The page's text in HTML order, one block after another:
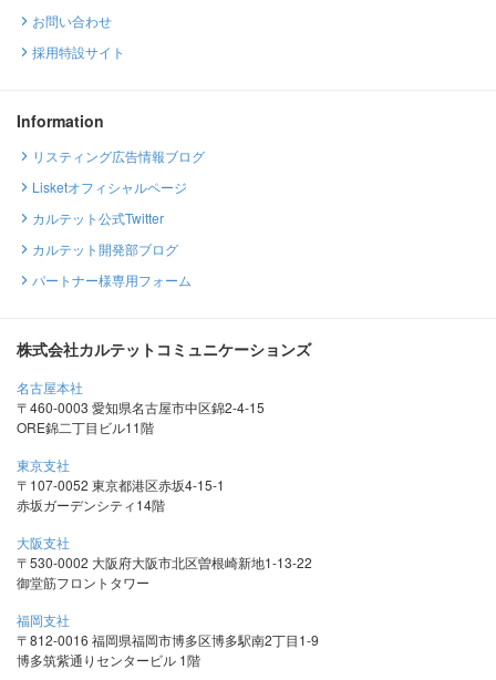
お問い合わせ
採用特設サイト
Information
リスティング広告情報ブログ
Lisketオフィシャルページ
カルテット公式Twitter
カルテット開発部ブログ
パートナー様専用フォーム
株式会社カルテットコミュニケーションズ
名古屋本社
〒460-0003 愛知県名古屋市中区錦2-4-15
ORE錦二丁目ビル11階
東京支社
〒107-0052 東京都港区赤坂4-15-1
赤坂ガーデンシティ14階
大阪支社
〒530-0002 大阪府大阪市北区曽根崎新地1-13-22
御堂筋フロントタワー
福岡支社
〒812-0016 福岡県福岡市博多区博多駅南2丁目1-9
博多筑紫通りセンタービル 1階